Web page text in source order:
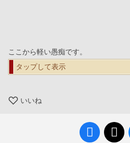
ここから軽い愚痴です。
タップして表示
いいね